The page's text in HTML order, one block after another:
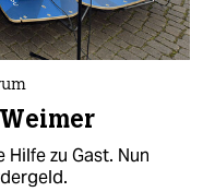
zu Gast. Nun